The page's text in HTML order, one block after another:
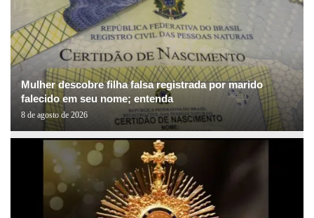
Mulher descobre filha falsa registrada por marido
falecido em seu nome; entenda
8 de agosto de 2026